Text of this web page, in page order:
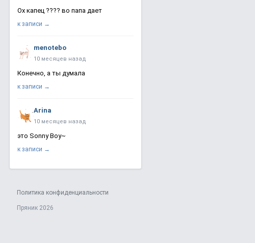
Ох капец ???? во папа дает
к записи →
menotebo
10 месяцев назад
Конечно, а ты думала
к записи →
Arina
10 месяцев назад
это Sonny Boy~
к записи →
Политика конфиденциальности
Пряник 2026